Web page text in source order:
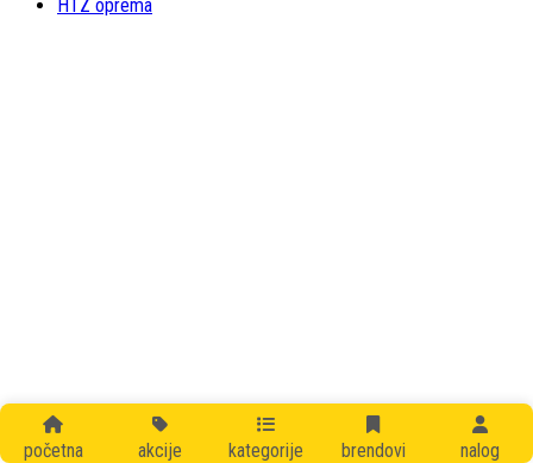
početna akcije kategorije brendovi nalog
HTZ oprema